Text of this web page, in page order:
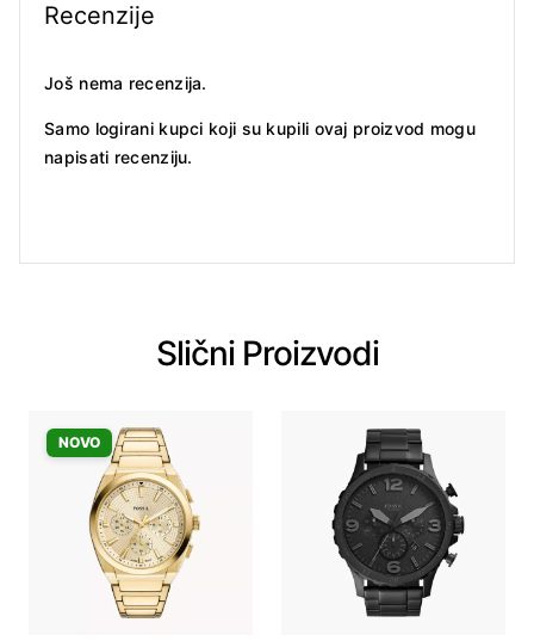
Recenzije
Još nema recenzija.
Samo logirani kupci koji su kupili ovaj proizvod mogu
napisati recenziju.
Slični Proizvodi
NOVO